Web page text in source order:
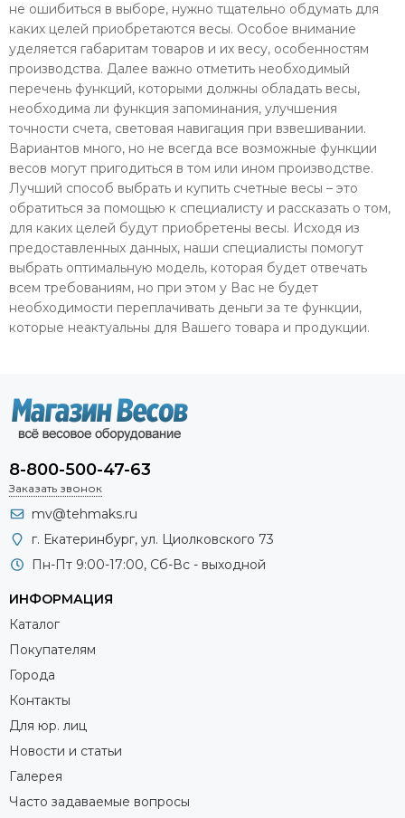
не ошибиться в выборе, нужно тщательно обдумать для
каких целей приобретаются весы. Особое внимание
уделяется габаритам товаров и их весу, особенностям
производства. Далее важно отметить необходимый
перечень функций, которыми должны обладать весы,
необходима ли функция запоминания, улучшения
точности счета, световая навигация при взвешивании.
Вариантов много, но не всегда все возможные функции
весов могут пригодиться в том или ином производстве.
Лучший способ выбрать и купить счетные весы – это
обратиться за помощью к специалисту и рассказать о том,
для каких целей будут приобретены весы. Исходя из
предоставленных данных, наши специалисты помогут
выбрать оптимальную модель, которая будет отвечать
всем требованиям, но при этом у Вас не будет
необходимости переплачивать деньги за те функции,
которые неактуальны для Вашего товара и продукции.
8-800-500-47-63
Заказать звонок
mv@tehmaks.ru
г. Екатеринбург, ул. Циолковского 73
Пн-Пт 9:00-17:00, Сб-Вс - выходной
ИНФОРМАЦИЯ
Каталог
Покупателям
Города
Контакты
Для юр. лиц
Новости и статьи
Галерея
Часто задаваемые вопросы